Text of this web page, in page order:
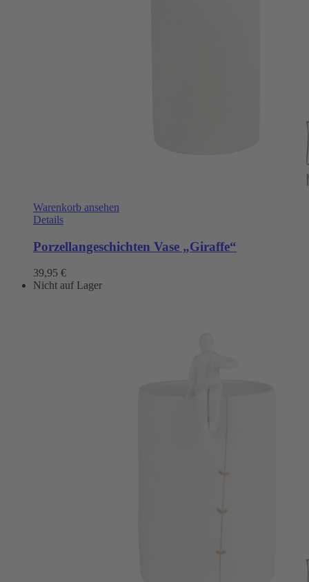
Warenkorb ansehen
Details
Porzellangeschichten Vase „Giraffe“
39,95 €
Nicht auf Lager